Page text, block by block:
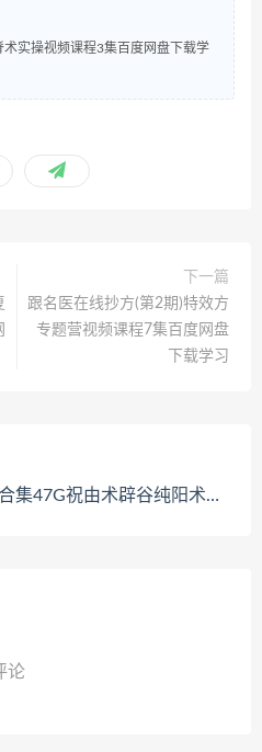
术实操视频课程3集百度网盘下载学
下一篇
跟名医在线抄方(第2期)特效方
专题营视频课程7集百度网盘
下载学习
纯阳术寒山七式气脉疗法百度网盘下载学习
论